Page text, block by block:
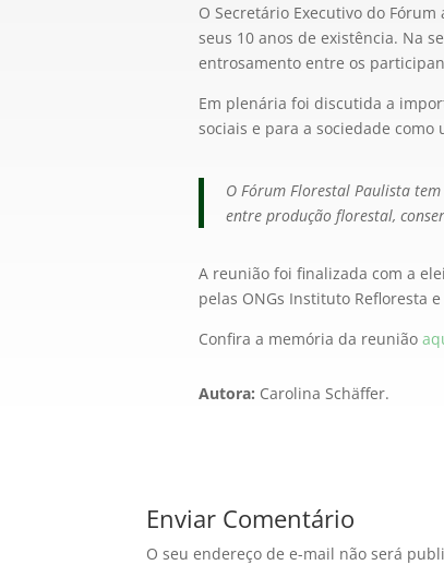
O Secretário Executivo do
seus 10 anos de existência. Na
entrosamento entre os
Em plenária foi discutida a
sociais e para a sociedade
O Fórum Florestal Paulista
entre produção florestal,
A reunião foi finalizada com a
pelas ONGs Instituto Refloresta
Confira a memória da reunião
Autora: Carolina Schäffer.
Enviar Comentário
O seu endereço de e-mail não será